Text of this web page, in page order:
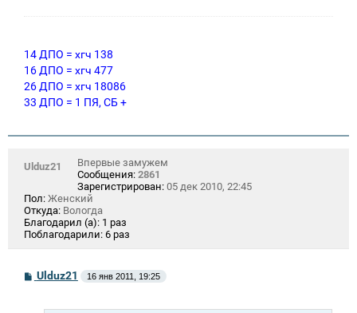
14 ДПО = хгч 138
16 ДПО = хгч 477
26 ДПО = хгч 18086
33 ДПО = 1 ПЯ, СБ +
Ulduz21
Впервые замужем
Сообщения: 2861
Зарегистрирован: 05 дек 2010, 22:45
Пол: Женский
Откуда: Вологда
Благодарил (а): 1 раз
Поблагодарили: 6 раз
С
о
Ulduz21 16 янв 2011, 19:25